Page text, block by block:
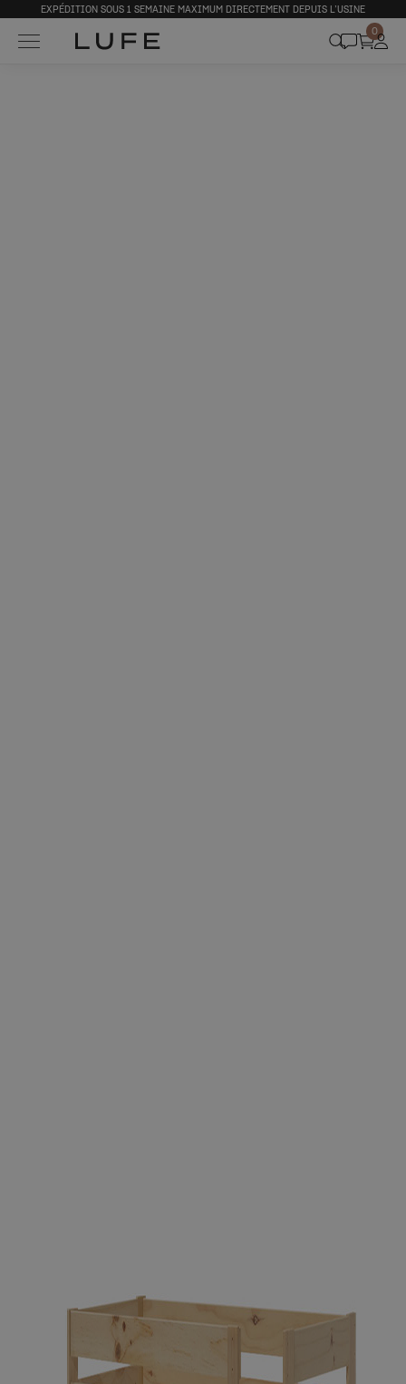
EXPÉDITION SOUS 1 SEMAINE MAXIMUM DIRECTEMENT DEPUIS L’USINE
0